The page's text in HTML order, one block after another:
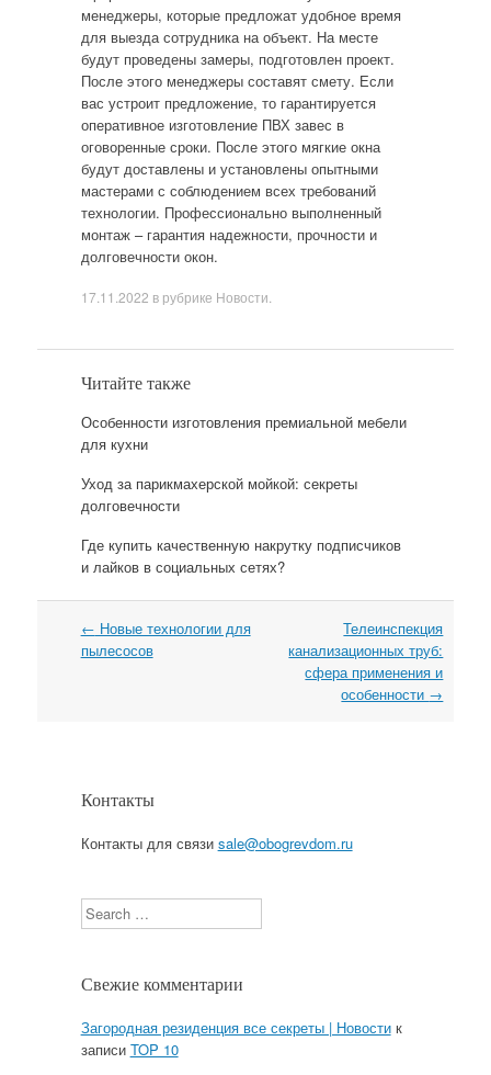
менеджеры, которые предложат удобное время
для выезда сотрудника на объект. На месте
будут проведены замеры, подготовлен проект.
После этого менеджеры составят смету. Если
вас устроит предложение, то гарантируется
оперативное изготовление ПВХ завес в
оговоренные сроки. После этого мягкие окна
будут доставлены и установлены опытными
мастерами с соблюдением всех требований
технологии. Профессионально выполненный
монтаж – гарантия надежности, прочности и
долговечности окон.
17.11.2022 в рубрике Новости
Читайте также
Особенности изготовления премиальной мебели
для кухни
Уход за парикмахерской мойкой: секреты
долговечности
Где купить качественную накрутку подписчиков
и лайков в социальных сетях?
Навигация
← Новые технологии для
пылесосов
Телеинспекция
канализационных труб:
сфера применения и
особенности →
Контакты
Контакты для связи sale@obogrevdom.ru
Search
Свежие комментарии
Загородная резиденция все секреты | Новостик
записи TOP 10